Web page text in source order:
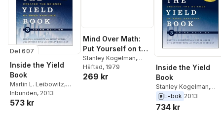
Del 607
Inside the Yield
Book
Martin L. Leibowitz,
Sidney Homer,
Kogelman
Inbunden, 2013
573 kr
Mind Over Math:
Put Yourself on the
Road to Success
by Freeing Yourself
from Math Anxiety
Stanley Kogelman,
Joseph Warren
Häftad, 1979
269 kr
Inside the Yield
Book
Stanley Kogelman,
Sidney Homer
Leibowitz
E-bok 2013
734 kr